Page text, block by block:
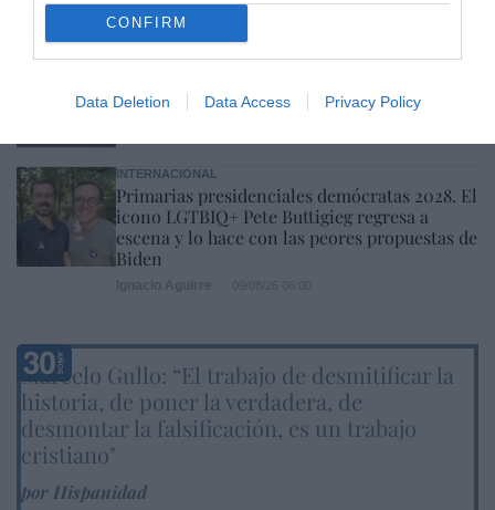
CONFIRM
Data Deletion Data Access Privacy Policy
LA RESISTENCIA
al rey Alfonso XIII
INTERNACIONAL
Primarias presidenciales demócratas 2028. El
icono LGTBIQ+ Pete Buttigieg regresa a
escena y lo hace con las peores propuestas de
Biden
Marcelo Gullo: “El trabajo de desmitificar la
historia, de poner la verdadera, de
desmontar la falsificación, es un trabajo
cristiano"
por Hispanidad